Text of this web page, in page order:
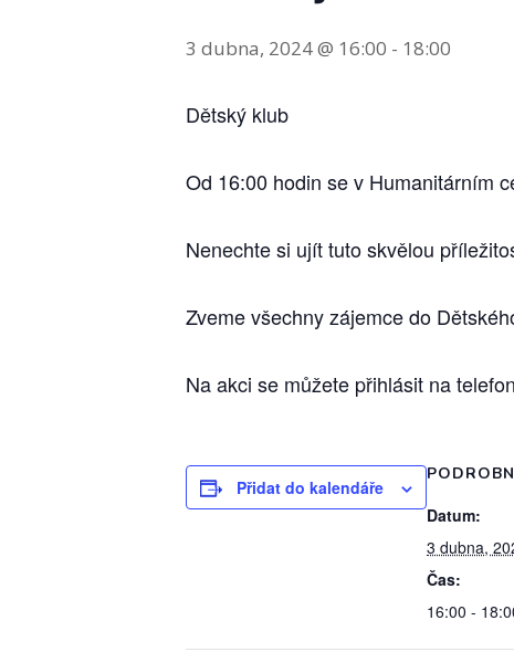
3 dubna, 2024 @ 16:00 - 18:00
Dětský klub
Od 16:00 hodin se v Humanitárním
Nenechte si ujít tuto skvělou
Zveme všechny zájemce do
Na akci se můžete přihlásit na
Přidat do kalendáře
Datum:
3 dubna,
Čas:
16:00 -